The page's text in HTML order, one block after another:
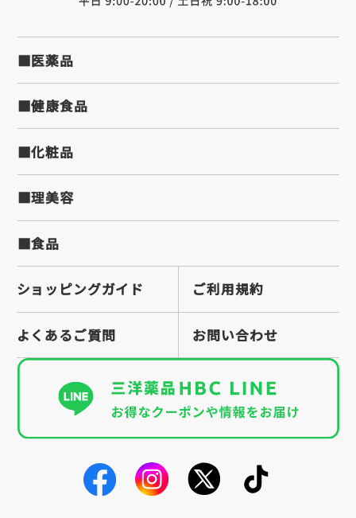
■医薬品
■健康食品
■化粧品
■理美容
■食品
ショッピングガイド ご利用規約
よくあるご質問 お問い合わせ